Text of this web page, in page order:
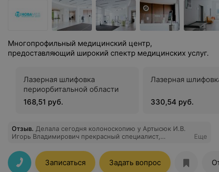
Многопрофильный медицинский центр,
предоставляющий широкий спектр медицинских услуг.
Лазерная шлифовка
периорбитальной области
168,51 руб.
Лазерная
330,54 руб.
Отзыв. Делала сегодня колоноскопию у Артысюк И.В.
Игорь Владимирович прекрасный специалист,
четко и понятно всё объясняет, даёт рекомендации.
Игорь Владимирович, спасибо вам за ваш труд) дай Бог
вам здоровья)))
Еще
Записаться Задать вопрос